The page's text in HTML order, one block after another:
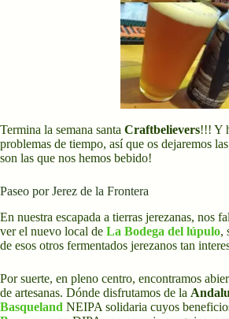
Termina la semana santa Craftbelievers!!! Y
problemas de tiempo, así que os dejaremos
son las que nos hemos bebido!
Paseo por Jerez de la Frontera
En nuestra escapada a tierras jerezanas, nos
ver el nuevo local de La Bodega del lúpulo,
de esos otros fermentados jerezanos tan
Por suerte, en pleno centro, encontramos
de artesanas. Dónde disfrutamos de la
Basqueland NEIPA solidaria cuyos